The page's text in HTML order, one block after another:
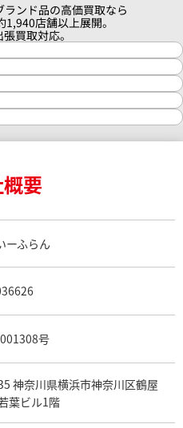
ンド品の高価買取なら
1,940店舗以上展開。
買取対応。
覧
取
取
要
ーふらん
号
神奈川県横浜市神奈川区鶴屋
葉ビル1階